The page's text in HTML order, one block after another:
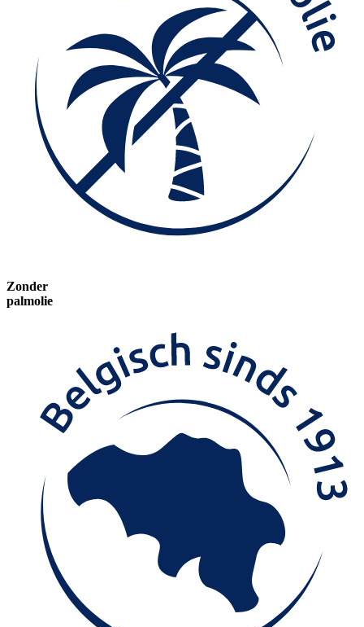
Zonder
palmolie